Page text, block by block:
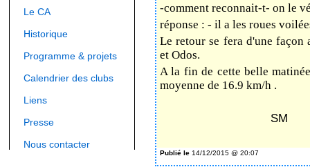
Le CA
Historique
Programme & projets
Calendrier des clubs
Liens
Presse
Nous contacter
-comment reconnait-t- on le
réponse : - il a les roues
Le retour se fera d'une façon
et Odos.
A la fin de cette belle
moyenne de 16.9 km/h .
SM
Publié le 14/12/2015 @ 20:07